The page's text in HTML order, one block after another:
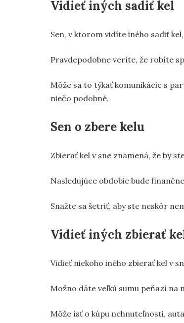
Vidieť iných sadiť kel
Sen, v ktorom vidíte iného sadiť
Pravdepodobne veríte, že robíte
Môže sa to týkať komunikácie s
niečo podobné.
Sen o zbere kelu
Zbierať kel v sne znamená, že by
Nasledujúce obdobie bude
Snažte sa šetriť, aby ste neskôr
Vidieť iných zbierať
Vidieť niekoho iného zbierať kel v
Možno dáte veľkú sumu peňazí na
Môže ísť o kúpu nehnuteľnosti,